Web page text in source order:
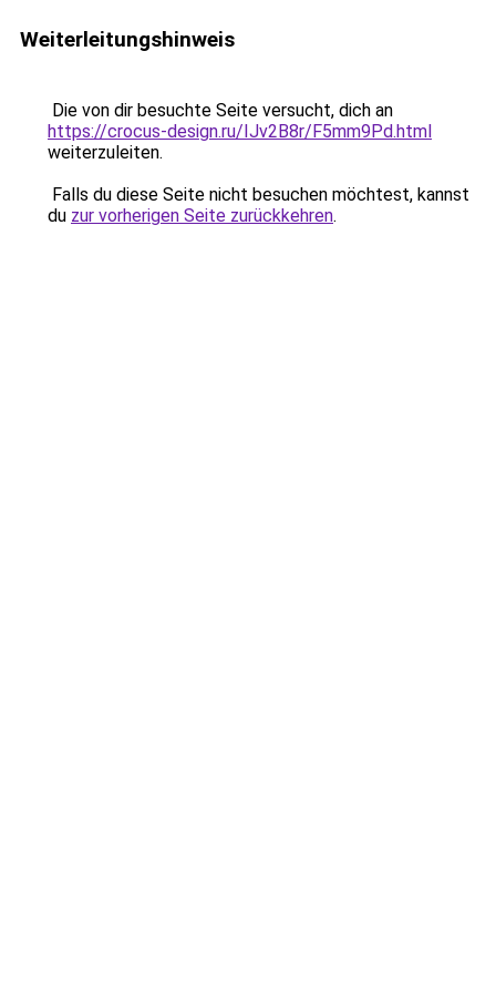
Weiterleitungshinweis
Die von dir besuchte Seite versucht, dich an
https://crocus-design.ru/IJv2B8r/F5mm9Pd.html
weiterzuleiten.
Falls du diese Seite nicht besuchen möchtest, kannst
du zur vorherigen Seite zurückkehren.